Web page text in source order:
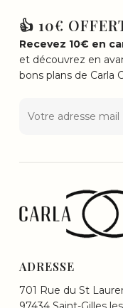
👍 10€
Recevez 10€ en
et découvrez en
bons plans de Carla
ADRESSE
701 Rue du St